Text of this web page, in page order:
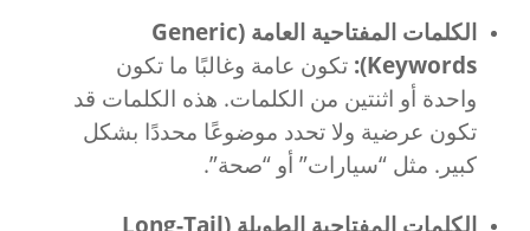
الكلمات المفتاحية العامة (Generic
Keywords):
تكون عامة وغالبًا ما تكون
واحدة أو اثنتين من الكلمات. هذه الكلمات قد
تكون عرضية ولا تحدد موضوعًا محددًا بشكل
كبير. مثل “سيارات” أو “صحة”.
الكلمات المفتاحية الطويلة (Long-Tail